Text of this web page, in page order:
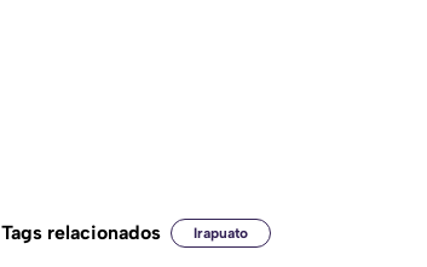
Tags relacionados Irapuato